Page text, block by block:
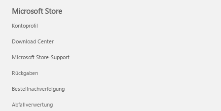
Microsoft Store
Kontoprofil
Download Center
Microsoft Store-Support
Rückgaben
Bestellnachverfolgung
Abfallverwertung